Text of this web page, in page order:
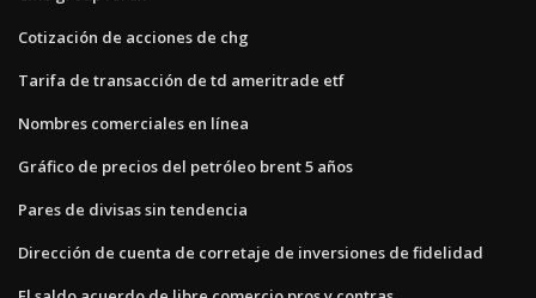
Cotización de acciones de chg
Tarifa de transacción de td ameritrade etf
Nombres comerciales en línea
Gráfico de precios del petróleo brent 5 años
Pares de divisas sin tendencia
Dirección de cuenta de corretaje de inversiones de fidelidad